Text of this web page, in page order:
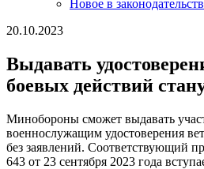
Новое в
20.10.2023
Выдавать
боевых действий
Минобороны сможет выдавать
военнослужащим удостоверения
без заявлений. Соответствующий
643 от 23 сентября 2023 года